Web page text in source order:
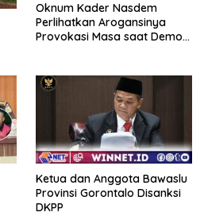
Oknum Kader Nasdem
Perlihatkan Arogansinya
Provokasi Masa saat Demo
Ketua dan Anggota Bawaslu
Provinsi Gorontalo Disanksi
DKPP